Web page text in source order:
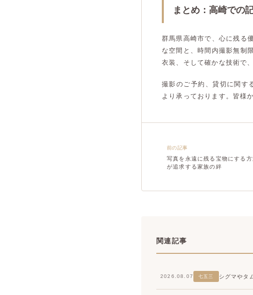
まとめ：高崎での
群馬県高崎市で、心に残る
な空間と、時間内撮影無制
衣装、そして確かな技術で
撮影のご予約、貸切に関す
より承っております。皆様
前の記事
写真を永遠に残る宝物にする
が追求する家族の絆
関連記事
2026.08.07 七五三 シグマやタ